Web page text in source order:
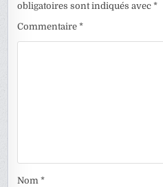
obligatoires sont indiqués avec*
Commentaire*
Nom*